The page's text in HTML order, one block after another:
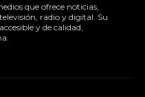
que ofrece noticias,
radio y digital. Su
y de calidad,